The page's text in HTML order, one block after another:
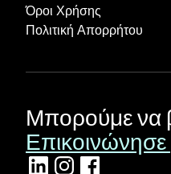
Όροι Χρήσης
Πολιτική Απορρήτου
Μπορούμε να
Επικοινώνησε